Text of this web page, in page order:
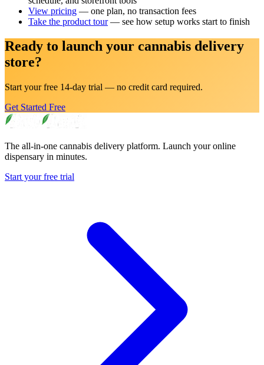
View pricing — one plan, no transaction fees
Take the product tour— see how setup works start to finish
Ready to launch your cannabis delivery
store?
Start your free 14-day trial — no credit card required.
Get Started Free
The all-in-one cannabis delivery platform. Launch your online
dispensary in minutes.
Start your free trial